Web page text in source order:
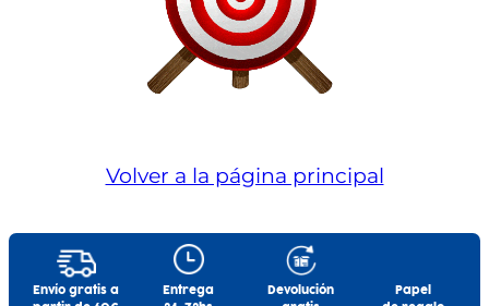
Volver a la página principal
Envío gratis a
Entrega
Devolución
Papel